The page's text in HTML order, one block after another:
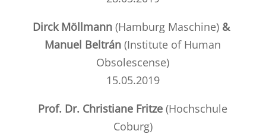
Dirck Möllmann(Hamburg Maschine) &
Manuel Beltrán(Institute of Human
Obsolescense)
15.05.2019
Prof. Dr. Christiane Fritze (Hochschule
Coburg)